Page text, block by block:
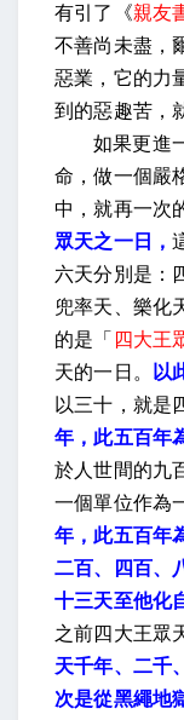
有引了《親友
不善尚未盡，
惡業，它的力
到的惡趣苦，
如果更進
命，做一個嚴
中，就再一次
眾天之一日，
六天分別是：
兜率天、樂化
的是「 四大王
天的一日。
以
以三十，就是
年，此五百年
於人世間的九
一個單位作為
年，此五百年
二百、四百、
十三天至他化
之前四大王眾
天千年、二千
次是從黑繩地